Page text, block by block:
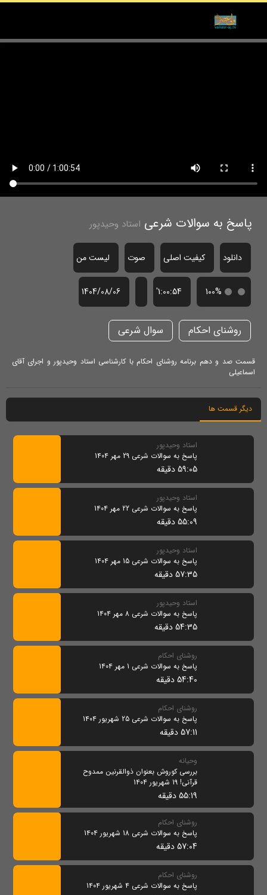
پاسخ به سوالات شرعی استاد وحیدپور
دانلود کیفیت اصلی صوت لیست من
100%
1:00:54'
1404/08/06
روشنای احکام سوال شرعی
قسمت صد و دهم برنامه روشنای احکام با کارشناسی استاد وحیدپور و اجرای آقای
اسماعیلی
دیگر قسمت ها
استاد وحیدپور
پاسخ به سوالات شرعی 29 مهر 1404
59:05 دقیقه
استاد وحیدپور
پاسخ به سوالات شرعی 22 مهر 1404
55:09 دقیقه
استاد وحیدپور
پاسخ به سوالات شرعی 15 مهر 1404
57:35 دقیقه
استاد وحیدپور
پاسخ به سوالات شرعی 8 مهر 1404
54:35 دقیقه
روشنای احکام
پاسخ به سوالات شرعی 1 مهر 1404
54:40 دقیقه
روشنای احکام
پاسخ به سوالات شرعی 25 شهریور 1404
57:11 دقیقه
وحیانه
بررسی کوروش بعنوان ذوالقرنین ممدوح
قرآنی! 19 شهریور 1404
55:19 دقیقه
روشنای احکام
پاسخ به سوالات شرعی 18 شهریور 1404
57:04 دقیقه
روشنای احکام
پاسخ به سوالات شرعی 4 شهریور 1404